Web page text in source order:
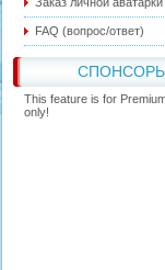
FAQ (вопрос/ответ)
This feature is for
only!